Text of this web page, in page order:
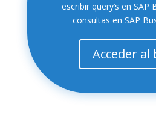
escribir query’s en SAP
consultas en SAP
Acceder al